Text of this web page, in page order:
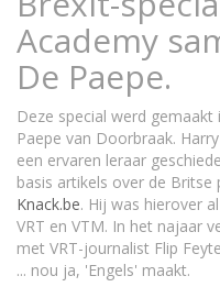
Academy
De Paepe.
Deze special werd
Paepe van Doorbraak.
een ervaren leraar
basis artikels over de Britse
Knack.be. Hij was hierover
VRT en VTM. In het najaar
met VRT-journalist Flip
... nou ja, 'Engels' maakt.